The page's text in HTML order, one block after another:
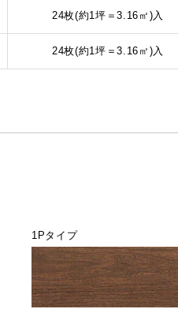
24枚(約1坪＝3.16㎡)入
24枚(約1坪＝3.16㎡)入
1Pタイプ